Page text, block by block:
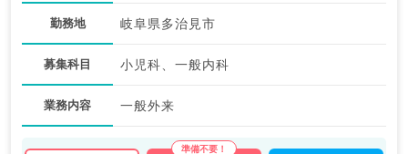
勤務地 岐阜県多治見市
募集科目 小児科、一般内科
業務内容 一般外来